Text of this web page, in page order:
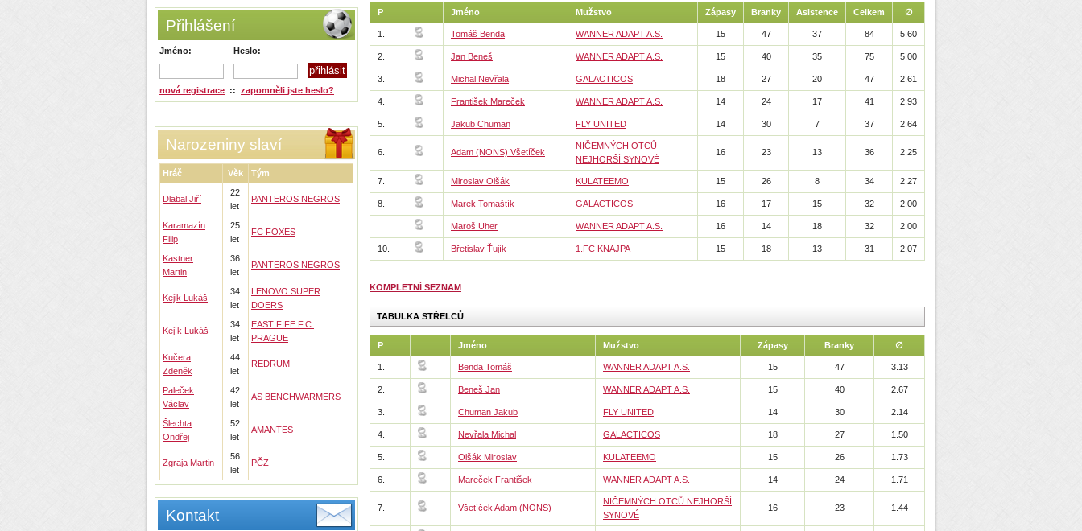
Přihlášení
Jméno: Heslo:
nová registrace :: zapomněli jste heslo?
Narozeniny slaví
Hráč Věk Tým
Dlabal Jiří
22
let
PANTEROS NEGROS
Karamazín
Filip
25
let
FC FOXES
Kastner
Martin
36
let
PANTEROS NEGROS
Kejik Lukáš
34
let
LENOVO SUPER
DOERS
Kejík Lukáš
34
let
EAST FIFE F.C.
PRAGUE
Kučera
Zdeněk
44
let
REDRUM
Paleček
Václav
42
let
AS BENCHWARMERS
Šlechta
Ondřej
52
let
AMANTES
Zgraja Martin
56
let
PČZ
Kontakt
P Jméno Mužstvo Zápasy Branky Asistence Celkem ∅
1. Tomáš Benda WANNER ADAPT A.S. 15 47 37 84 5.60
2. Jan Beneš WANNER ADAPT A.S. 15 40 35 75 5.00
3. Michal Nevřala GALACTICOS 18 27 20 47 2.61
4. František Mareček WANNER ADAPT A.S. 14 24 17 41 2.93
5. Jakub Chuman FLY UNITED 14 30 7 37 2.64
6. Adam (NONS) Všetíček
NIČEMNÝCH OTCŮ
NEJHORŠÍ SYNOVÉ
16 23 13 36 2.25
7. Miroslav Olšák KULATEEMO 15 26 8 34 2.27
8. Marek Tomaštík GALACTICOS 16 17 15 32 2.00
Maroš Uher WANNER ADAPT A.S. 16 14 18 32 2.00
10. Břetislav Ťujík 1.FC KNAJPA 15 18 13 31 2.07
KOMPLETNÍ SEZNAM
TABULKA STŘELCŮ
P Jméno Mužstvo Zápasy Branky ∅
1. Benda Tomáš WANNER ADAPT A.S. 15 47 3.13
2. Beneš Jan WANNER ADAPT A.S. 15 40 2.67
3. Chuman Jakub FLY UNITED 14 30 2.14
4. Nevřala Michal GALACTICOS 18 27 1.50
5. Olšák Miroslav KULATEEMO 15 26 1.73
6. Mareček František WANNER ADAPT A.S. 14 24 1.71
7. Všetíček Adam (NONS)
NIČEMNÝCH OTCŮ NEJHORŠÍ
SYNOVÉ
16 23 1.44